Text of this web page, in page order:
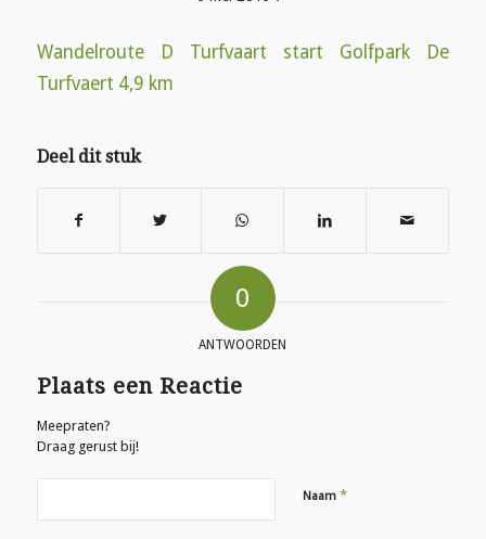
Wandelroute D Turfvaart start Golfpark De
Turfvaert 4,9 km
Deel dit stuk
0
ANTWOORDEN
Plaats een Reactie
Meepraten?
Draag gerust bij!
Naam *